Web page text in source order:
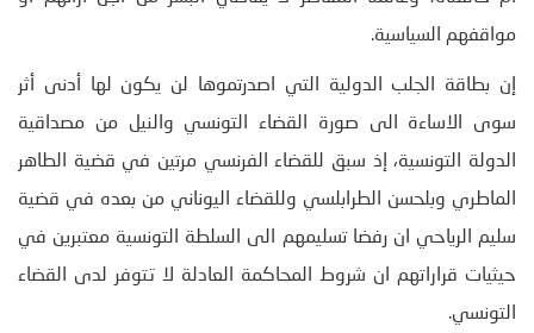
مواقفهم السياسية.
إن بطاقة الجلب الدولية التي اصدرتموها لن يكون لها أدنى أثر
سوى الاساءة الى صورة القضاء التونسي والنيل من مصداقية
الدولة التونسية، إذ سبق للقضاء الفرنسي مرتين في قضية الطاهر
الماطري وبلحسن الطرابلسي وللقضاء اليوناني من بعده في قضية
سليم الرياحي ان رفضا تسليمهم الى السلطة التونسية معتبرين في
حيثيات قراراتهم ان شروط المحاكمة العادلة لا تتوفر لدى القضاء
التونسي.